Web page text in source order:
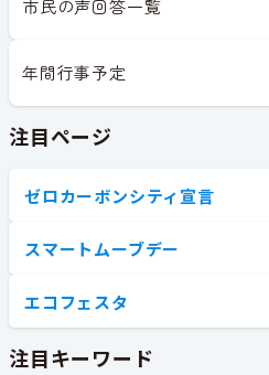
市民の声回答一覧
年間行事予定
注目ページ
ゼロカーボンシティ宣言
スマートムーブデー
エコフェスタ
注目キーワード